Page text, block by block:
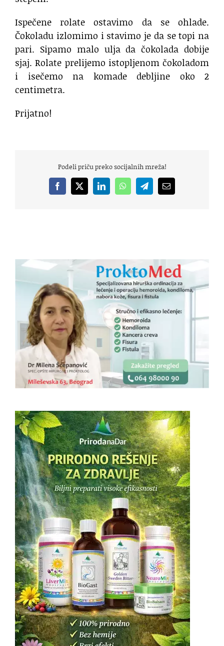
Ispečene rolate ostavimo da se ohlade.
Čokoladu izlomimo i stavimo je da se topi na
pari. Sipamo malo ulja da čokolada dobije
sjaj. Rolate prelijemo istopljenom čokoladom
i isečemo na komade debljine oko 2
centimetra.
Prijatno!
Podeli priču preko socijalnih mreža!
Facebook
X LinkedInWhatsAppTelegramEmail